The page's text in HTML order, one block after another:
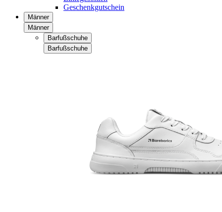
Geschenkgutschein
Männer
Männer
Barfußschuhe
Barfußschuhe